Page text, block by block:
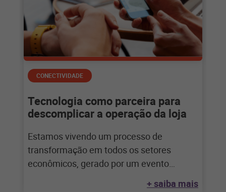
CONECTIVIDADE
Tecnologia como parceira para
descomplicar a operação da loja
Estamos vivendo um processo de
transformação em todos os setores
econômicos, gerado por um evento
+ saiba mais